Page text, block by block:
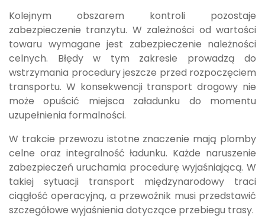
Kolejnym obszarem kontroli pozostaje
zabezpieczenie tranzytu. W zależności od wartości
towaru wymagane jest zabezpieczenie należności
celnych. Błędy w tym zakresie prowadzą do
wstrzymania procedury jeszcze przed rozpoczęciem
transportu. W konsekwencji transport drogowy nie
może opuścić miejsca załadunku do momentu
uzupełnienia formalności.
W trakcie przewozu istotne znaczenie mają plomby
celne oraz integralność ładunku. Każde naruszenie
zabezpieczeń uruchamia procedurę wyjaśniającą. W
takiej sytuacji transport międzynarodowy traci
ciągłość operacyjną, a przewoźnik musi przedstawić
szczegółowe wyjaśnienia dotyczące przebiegu trasy.